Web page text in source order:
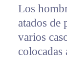
Los
atados de
varios
colocadas